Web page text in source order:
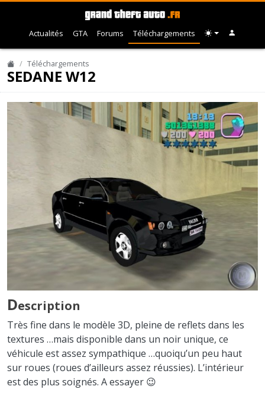
Actualités GTA Forums Téléchargements
Téléchargements
SEDANE W12
Description
Très fine dans le modèle 3D, pleine de reflets dans les
textures …mais disponible dans un noir unique, ce
véhicule est assez sympathique …quoiqu’un peu haut
sur roues (roues d’ailleurs assez réussies). L’intérieur
est des plus soignés. A essayer 😉